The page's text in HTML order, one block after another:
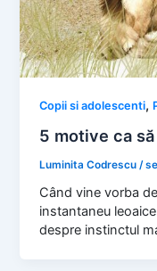
Copii si adolescenti,
5 motive ca
Luminita Codrescu/
Când vine vorba
instantaneu
despre instinctul